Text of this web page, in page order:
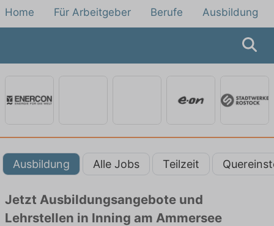
Home Für Arbeitgeber Berufe Ausbildung
Ausbildung Alle Jobs Teilzeit
Jetzt Ausbildungsangebote und
Lehrstellen in Inning am Ammersee